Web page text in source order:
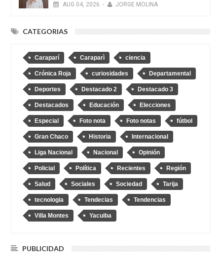
AUG 04, 2026 - JORGE MOLINA
CATEGORIAS
Caraparí Caraparì ciencia
Crónica Roja curiosidades Departamental
Deportes Destacado 2 Destacado 3
Destacados Educación Elecciones
Especial Foto nota Foto notas fútbol
Gran Chaco Historia Internacional
Liga Nacional Nacional Opinión
Policial Política Recientes Región
Salud Sociales Sociedad Tarija
tecnologia Tendecias Tendencias
Villa Montes Yacuiba
PUBLICIDAD